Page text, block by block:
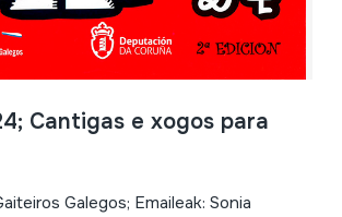
Cantigas e xogos para
Galegos; Emaileak: Sonia